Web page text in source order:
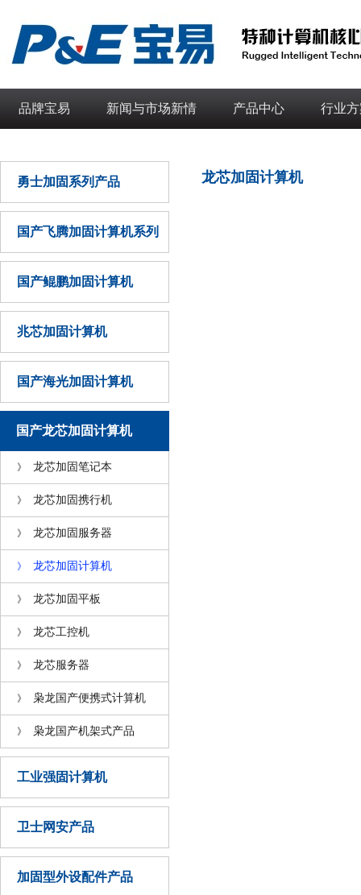
品牌宝易 新闻与市场新情 产品中心 行业
勇士加固系列产品
国产飞腾加固计算机系列
国产鲲鹏加固计算机
兆芯加固计算机
国产海光加固计算机
国产龙芯加固计算机
》 龙芯加固笔记本
》 龙芯加固携行机
》 龙芯加固服务器
》 龙芯加固计算机
》 龙芯加固平板
》 龙芯工控机
》 龙芯服务器
》 枭龙国产便携式计算机
》 枭龙国产机架式产品
工业强固计算机
卫士网安产品
加固型外设配件产品
龙芯加固计算机